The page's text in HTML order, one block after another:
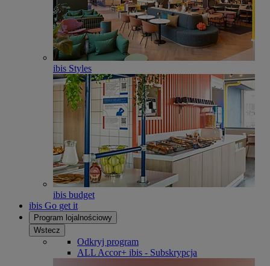
ibis Styles
ibis budget
ibis Go get it
Program lojalnościowy
Wstecz
Odkryj program
ALL Accor+ ibis - Subskrypcja